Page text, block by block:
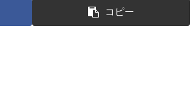
コピー